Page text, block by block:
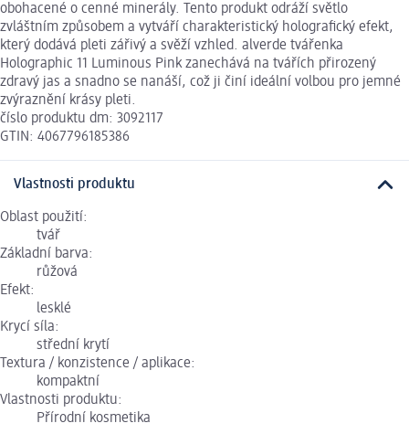
obohacené o cenné minerály. Tento produkt odráží světlo
zvláštním způsobem a vytváří charakteristický holografický efekt,
který dodává pleti zářivý a svěží vzhled. alverde tvářenka
Holographic 11 Luminous Pink zanechává na tvářích přirozený
zdravý jas a snadno se nanáší, což ji činí ideální volbou pro jemné
zvýraznění krásy pleti.
číslo produktu dm: 3092117
GTIN: 4067796185386
Vlastnosti produktu
Oblast použití:
tvář
Základní barva:
růžová
Efekt:
lesklé
Krycí síla:
střední krytí
Textura / konzistence / aplikace:
kompaktní
Vlastnosti produktu:
Přírodní kosmetika